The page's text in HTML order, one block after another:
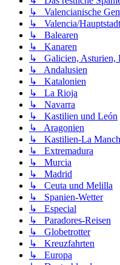
↳ Valencianische
↳ Valencia/
↳ Balearen
↳ Kanaren
↳ Galicien, Asturien,
↳ Andalusien
↳ Katalonien
↳ La Rioja
↳ Navarra
↳ Kastilien und León
↳ Aragonien
↳ Kastilien-La
↳ Extremadura
↳ Murcia
↳ Madrid
↳ Ceuta und Melilla
↳ Spanien-Wetter
↳ Especial
↳ Paradores-Reisen
↳ Globetrotter
↳ Kreuzfahrten
↳ Europa